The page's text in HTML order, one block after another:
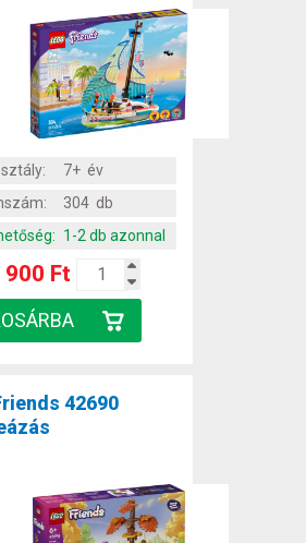
7+ év
304 db
1-2 db azonnal
900 Ft
42690